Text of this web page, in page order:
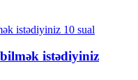
istədiyiniz